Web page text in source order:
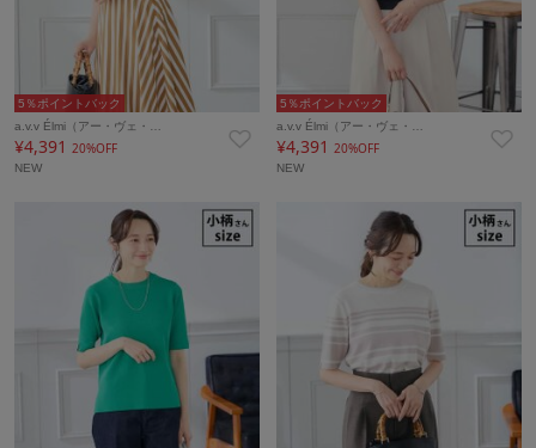
5％ポイントバック
a.v.v Élmi（アー・ヴェ・…
¥4,391 20%OFF
NEW
5％ポイントバック
a.v.v Élmi（アー・ヴェ・…
¥4,39120%OFF
NEW